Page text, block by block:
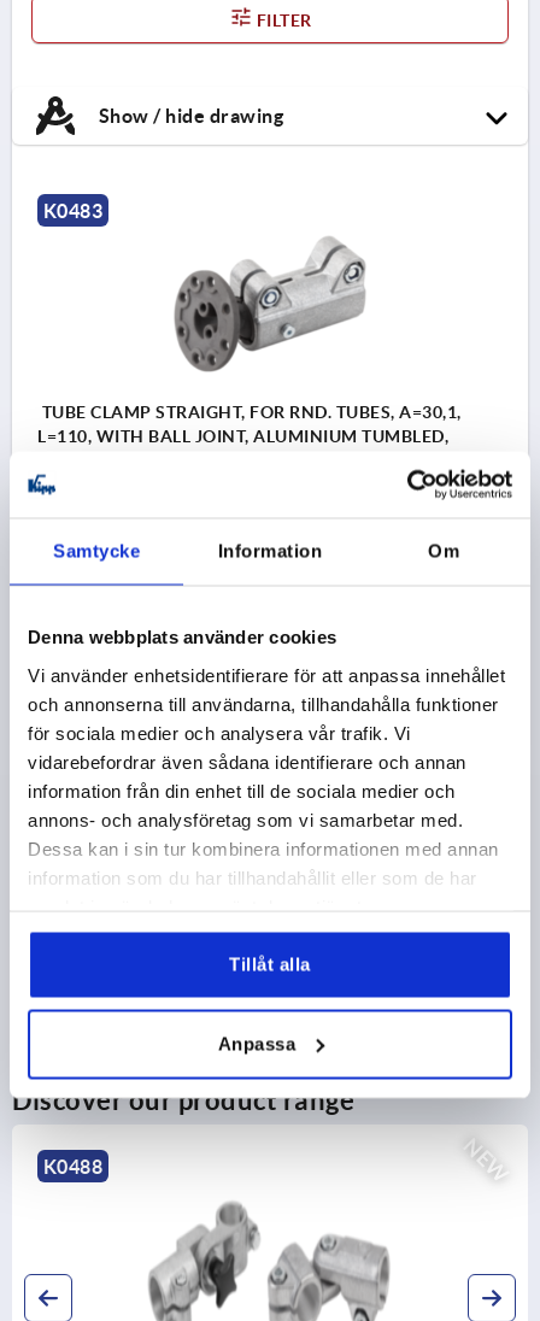
Samtycke Information Om
Denna webbplats använder cookies
Vi använder enhetsidentifierare för att anpassa innehållet
och annonserna till användarna, tillhandahålla funktioner
för sociala medier och analysera vår trafik. Vi
vidarebefordrar även sådana identifierare och annan
information från din enhet till de sociala medier och
annons- och analysföretag som vi samarbetar med.
Dessa kan i sin tur kombinera informationen med annan
information som du har tillhandahållit eller som de har
Tillåt alla
Anpassa
FILTER
Show / hide drawing
K0483
TUBE CLAMP STRAIGHT, FOR RND. TUBES, A=30,1,
L=110, WITH BALL JOINT, ALUMINIUM TUMBLED,
D1=5,8
W=30,2
MB (NM)=40
plus sales tax
DETAILS
PRODUCT DETAILS
CAD
DOWNLOADS
Discover our product range
NEW
K0488